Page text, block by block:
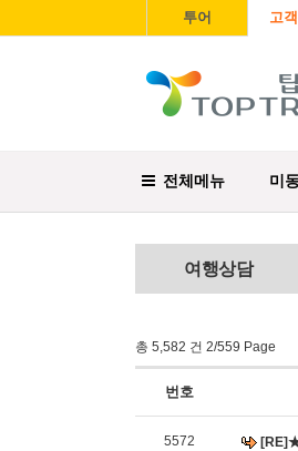
투어 고
전체메뉴 미
여행상담
총 5,582 건 2/559 Page
번호
5572